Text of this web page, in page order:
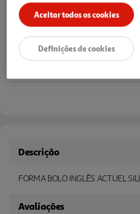
Notas de preparação
Descrição
FORMA BOLO INGLÊS ACTUEL
Avaliações
Aceitar todos os cookies
Definições de cookies